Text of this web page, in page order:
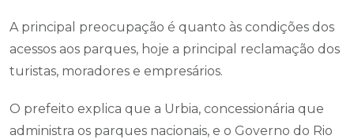
A principal preocupação é quanto às condições dos
acessos aos parques, hoje a principal reclamação dos
turistas, moradores e empresários.
O prefeito explica que a Urbia, concessionária que
administra os parques nacionais, e o Governo do Rio